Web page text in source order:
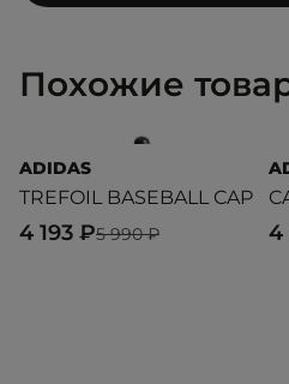
Похожие
ADIDAS
TREFOIL BASEBALL CAP
5 990 ₽
4 193 ₽ 4